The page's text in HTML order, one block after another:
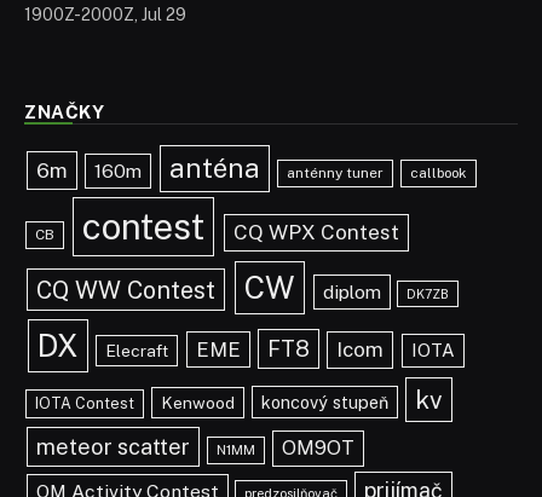
1900Z-2000Z, Jul 29
ZNAČKY
6m 160m anténa anténny tuner callbook
CB contest CQ WPX Contest
CQ WW Contest CW diplom DK7ZB
DX Elecraft EME FT8 Icom IOTA
IOTA Contest Kenwood koncový stupeň kv
meteor scatter N1MM
OM9OT
OM Activity Contest
predzosilňovač prijímač